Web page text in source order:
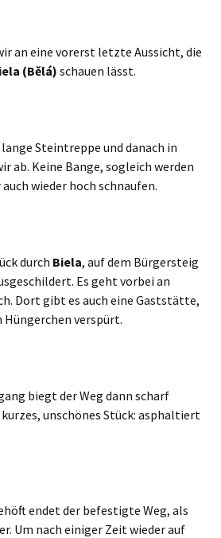
an eine vorerst letzte Aussicht, die
(Bělá) schauen lässt.
Steintreppe und danach in
ab. Keine Bange, sogleich werden
wieder hoch schnaufen.
durch Biela, auf dem Bürgersteig
Es geht vorbei an
Dort gibt es auch eine Gaststätte,
verspürt.
biegt der Weg dann scharf
unschönes Stück: asphaltiert
endet der befestigte Weg, als
Um nach einiger Zeit wieder auf